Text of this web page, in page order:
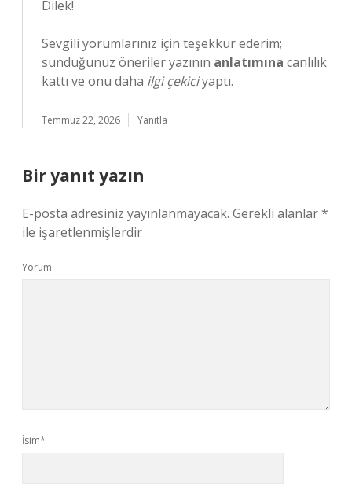
Dilek!
Sevgili yorumlarınız için teşekkür ederim;
sunduğunuz öneriler yazının anlatımına canlılık
kattı ve onu daha ilgi çekiciyaptı.
Temmuz 22, 2026 Yanıtla
Bir yanıt yazın
E-posta adresiniz yayınlanmayacak. Gerekli alanlar*
ile işaretlenmişlerdir
Yorum
İsim*